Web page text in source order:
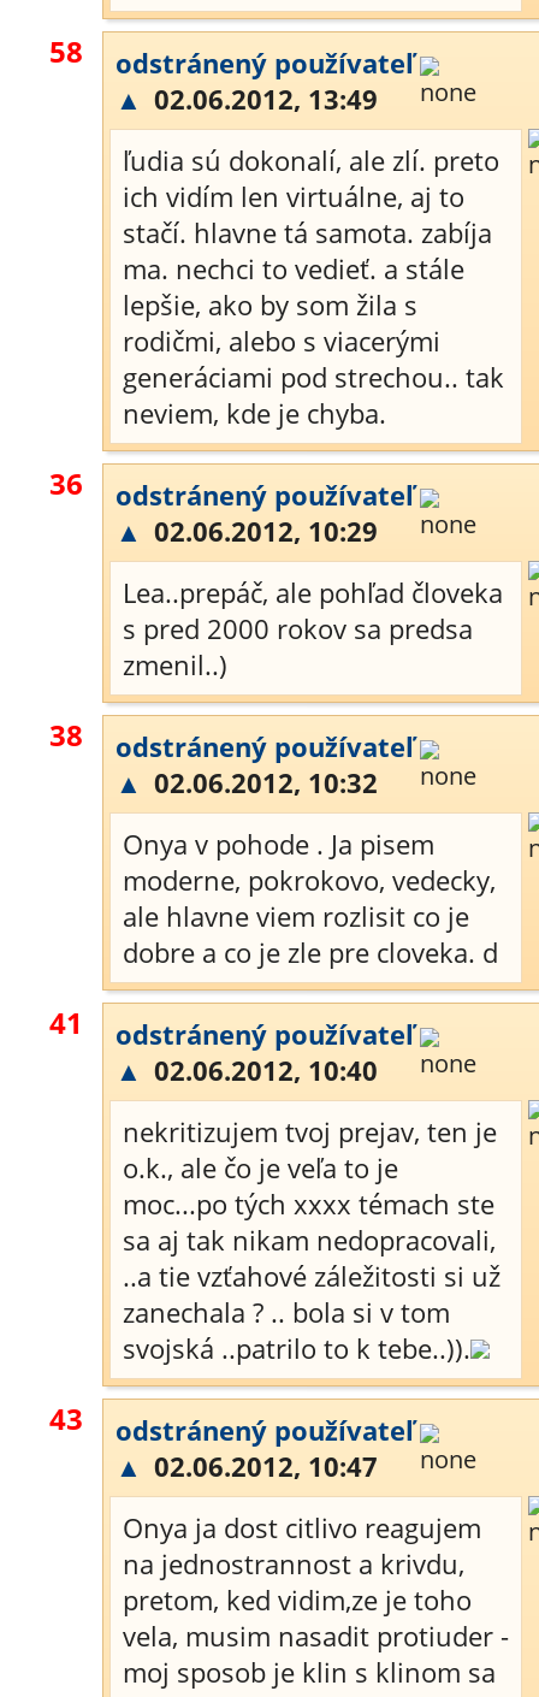
58
odstránený používateľ
▲ 02.06.2012, 13:49
ľudia sú dokonalí, ale zlí. preto
ich vidím len virtuálne, aj to
stačí. hlavne tá samota. zabíja
ma. nechci to vedieť. a stále
lepšie, ako by som žila s
rodičmi, alebo s viacerými
generáciami pod strechou.. tak
neviem, kde je chyba.
36
odstránený používateľ
▲ 02.06.2012, 10:29
Lea..prepáč, ale pohľad človeka
s pred 2000 rokov sa predsa
zmenil..)
38
odstránený používateľ
▲ 02.06.2012, 10:32
Onya v pohode . Ja pisem
moderne, pokrokovo, vedecky,
ale hlavne viem rozlisit co je
dobre a co je zle pre cloveka. d
41
odstránený používateľ
▲ 02.06.2012, 10:40
nekritizujem tvoj prejav, ten je
o.k., ale čo je veľa to je
moc...po tých xxxx témach ste
sa aj tak nikam nedopracovali,
..a tie vzťahové záležitosti si už
zanechala ? .. bola si v tom
svojská ..patrilo to k tebe..)).
43
odstránený používateľ
▲ 02.06.2012, 10:47
Onya ja dost citlivo reagujem
na jednostrannost a krivdu,
pretom, ked vidim,ze je toho
vela, musim nasadit protiuder -
moj sposob je klin s klinom sa